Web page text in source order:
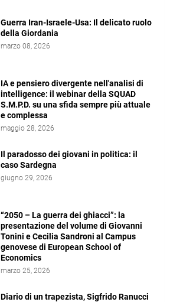
Guerra Iran-Israele-Usa: Il delicato ruolo
della Giordania
marzo 08, 2026
IA e pensiero divergente nell'analisi di
intelligence: il webinar della SQUAD
S.M.P.D. su una sfida sempre più attuale
e complessa
maggio 28, 2026
Il paradosso dei giovani in politica: il
caso Sardegna
giugno 29, 2026
“2050 – La guerra dei ghiacci”: la
presentazione del volume di Giovanni
Tonini e Cecilia Sandroni al Campus
genovese di European School of
Economics
marzo 25, 2026
Diario di un trapezista, Sigfrido Ranucci